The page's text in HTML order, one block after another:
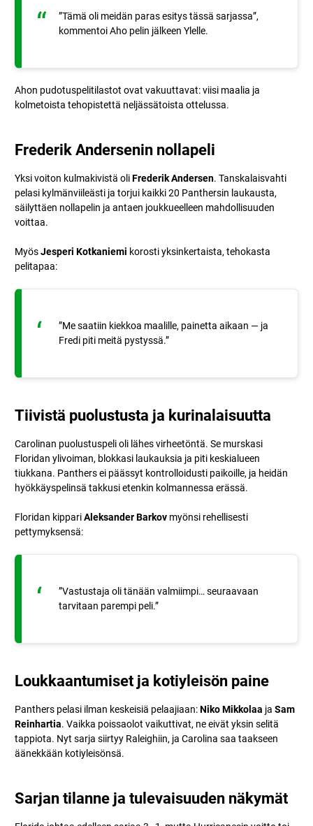
”Tämä oli meidän paras esitys tässä sarjassa”,
kommentoi Aho pelin jälkeen Ylelle.
Ahon pudotuspelitilastot ovat vakuuttavat: viisi maalia ja
kolmetoista tehopistettä neljässätoista ottelussa.
Frederik Andersenin nollapeli
Yksi voiton kulmakivistä oliFrederik Andersen. Tanskalaisvahti
pelasi kylmänviileästi ja torjui kaikki 20 Panthersin laukausta,
säilyttäen nollapelin ja antaen joukkueelleen mahdollisuuden
voittaa.
MyösJesperi Kotkaniemi korosti yksinkertaista, tehokasta
pelitapaa:
”Me saatiin kiekkoa maalille, painetta aikaan — ja
Fredi piti meitä pystyssä.”
Tiivistä puolustusta ja kurinalaisuutta
Carolinan puolustuspeli oli lähes virheetöntä. Se murskasi
Floridan ylivoiman, blokkasi laukauksia ja piti keskialueen
tiukkana. Panthers ei päässyt kontrolloidusti paikoille, ja heidän
hyökkäyspelinsä takkusi etenkin kolmannessa erässä.
Floridan kippariAleksander Barkov myönsi rehellisesti
pettymyksensä:
”Vastustaja oli tänään valmiimpi… seuraavaan
tarvitaan parempi peli.”
Loukkaantumiset ja kotiyleisön paine
Panthers pelasi ilman keskeisiä pelaajiaan:Niko Mikkolaa ja Sam
Reinhartia. Vaikka poissaolot vaikuttivat, ne eivät yksin selitä
tappiota. Nyt sarja siirtyy Raleighiin, ja Carolina saa taakseen
äänekkään kotiyleisönsä.
Sarjan tilanne ja tulevaisuuden näkymät